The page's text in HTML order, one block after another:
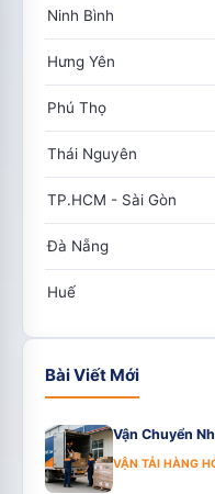
Ninh Bình
Hưng Yên
Phú Thọ
Thái Nguyên
TP.HCM - Sài Gòn
Đà Nẵng
Huế
Bài Viết Mới
Vận Chuyển
VẬN TẢI HÀNG